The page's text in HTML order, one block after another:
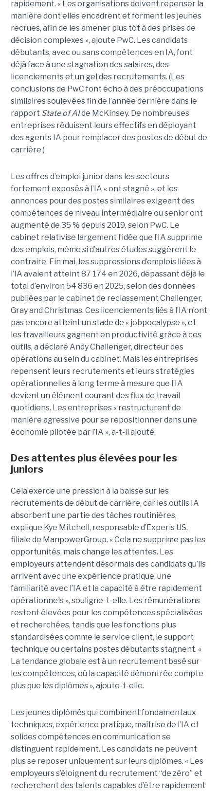
rapidement. « Les organisations doivent repenser la
manière dont elles encadrent et forment les jeunes
recrues, afin de les amener plus tôt à des prises de
décision complexes », ajoute PwC. Les candidats
débutants, avec ou sans compétences en IA, font
déjà face à une stagnation des salaires, des
licenciements et un gel des recrutements. (Les
conclusions de PwC font écho à des préoccupations
similaires soulevées fin de l’année dernière dans le
rapport State of AIde McKinsey. De nombreuses
entreprises réduisent leurs effectifs en déployant
des agents IA pour remplacer des postes de début de
carrière.)
Les offres d’emploi junior dans les secteurs
fortement exposés à l’IA « ont stagné », et les
annonces pour des postes similaires exigeant des
compétences de niveau intermédiaire ou senior ont
augmenté de 35 % depuis 2019, selon PwC. Le
cabinet relativise largement l’idée que l’IA supprime
des emplois, même si d’autres études suggèrent le
contraire. Fin mai, les suppressions d’emplois liées à
l’IA avaient atteint 87 174 en 2026, dépassant déjà le
total d’environ 54 836 en 2025, selon des données
publiées par le cabinet de reclassement Challenger,
Gray and Christmas. Ces licenciements liés à l’IA n’ont
pas encore atteint un stade de « jobpocalypse », et
les travailleurs gagnent en productivité grâce à ces
outils, a déclaré Andy Challenger, directeur des
opérations au sein du cabinet. Mais les entreprises
repensent leurs recrutements et leurs stratégies
opérationnelles à long terme à mesure que l’IA
devient un élément courant des flux de travail
quotidiens. Les entreprises « restructurent de
manière agressive pour se repositionner dans une
économie pilotée par l’IA », a-t-il ajouté.
Des attentes plus élevées pour les
juniors
Cela exerce une pression à la baisse sur les
recrutements de début de carrière, car les outils IA
absorbent une partie des tâches routinières,
explique Kye Mitchell, responsable d’Experis US,
filiale de ManpowerGroup. « Cela ne supprime pas les
opportunités, mais change les attentes. Les
employeurs attendent désormais des candidats qu’ils
arrivent avec une expérience pratique, une
familiarité avec l’IA et la capacité à être rapidement
opérationnels », souligne-t-elle. Les rémunérations
restent élevées pour les compétences spécialisées
et recherchées, tandis que les fonctions plus
standardisées comme le service client, le support
technique ou certains postes débutants stagnent. «
La tendance globale est à un recrutement basé sur
les compétences, où la capacité démontrée compte
plus que les diplômes », ajoute-t-elle.
Les jeunes diplômés qui combinent fondamentaux
techniques, expérience pratique, maîtrise de l’IA et
solides compétences en communication se
distinguent rapidement. Les candidats ne peuvent
plus se reposer uniquement sur leurs diplômes. « Les
employeurs s’éloignent du recrutement “de zéro” et
recherchent des talents capables d’être rapidement